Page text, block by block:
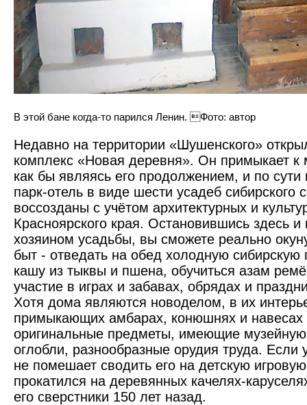
В этой бане когда-то парился Ленин. Фото: автор
Недавно на территории «Шушенского»
комплекс «Новая деревня». Он примыкает к
как бы являясь его продолжением, и по сути
парк-отель в виде шести усадеб сибирского
воссозданы с учётом архитектурных и
Красноярского края. Остановившись здесь
хозяином усадьбы, вы сможете реально
быт - отведать на обед холодную сибирскую
кашу из тыквы и пшена, обучиться азам
участие в играх и забавах, обрядах и
Хотя дома являются новоделом, в их
примыкающих амбарах, конюшнях и навесах
оригинальные предметы, имеющие
оглобли, разнообразные орудия труда. Если
не помешает сводить его на детскую
прокатился на деревянных качелях-
его сверстники 150 лет назад.